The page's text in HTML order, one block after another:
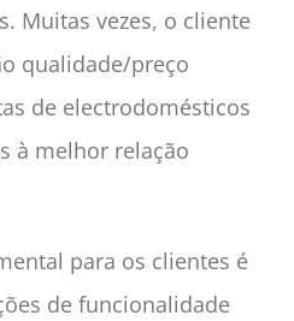
Muitas vezes, o cliente
qualidade/preço
de electrodomésticos
à melhor relação
para os clientes é
de funcionalidade